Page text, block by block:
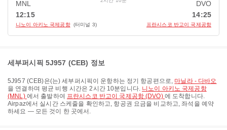
MNL
12:15
니노이 아키노 국제공항 (터미널 3)
DVO
14:25
프란시스코 반고이 국제공항
세부퍼시픽 5J957 (CEB) 정보
5J957 (CEB)은(는)세부퍼시픽 이 운항하는 정기 항공편으로, 마닐라 - 다바오
을 연결하며 평균 비행 시간은2시간 10분입니다. 니노이 아키노 국제공항
(MNL) 에서 출발하여 프란시스코 반고이 국제공항 (DVO) 에 도착합니다.
Airpaz에서 실시간 스케줄을 확인하고, 항공권 요금을 비교하고, 좌석을 예약
하세요 — 모든 것이 한 곳에서.